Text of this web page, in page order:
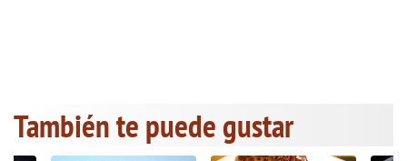
También te puede gustar